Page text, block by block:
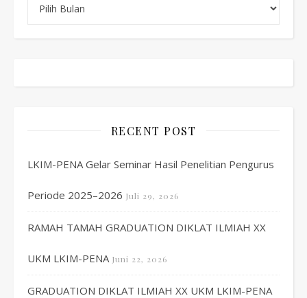
RECENT POST
LKIM-PENA Gelar Seminar Hasil Penelitian Pengurus
Periode 2025–2026 Juli 29, 2026
RAMAH TAMAH GRADUATION DIKLAT ILMIAH XX
UKM LKIM-PENA Juni 22, 2026
GRADUATION DIKLAT ILMIAH XX UKM LKIM-PENA